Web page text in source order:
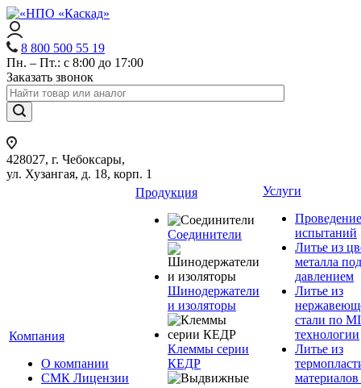
8 800 500 55 19
Пн. – Пт.: с 8:00 до 17:00
Заказать звонок
428027, г. Чебоксары,
ул. Хузангая, д. 18, корп. 1
Компания
О компании
СМК Лицензии
Продукция
Соединители
Шинодержатели
и изоляторы
Клеммы серии
КЕДР
Услуги
Проведение
испытаний
Литье из
металла под
давлением
Литье из
стали по
технологии
Литье из